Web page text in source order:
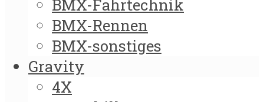
BMX-Fahrtechnik
BMX-Rennen
BMX-sonstiges
Gravity
4X